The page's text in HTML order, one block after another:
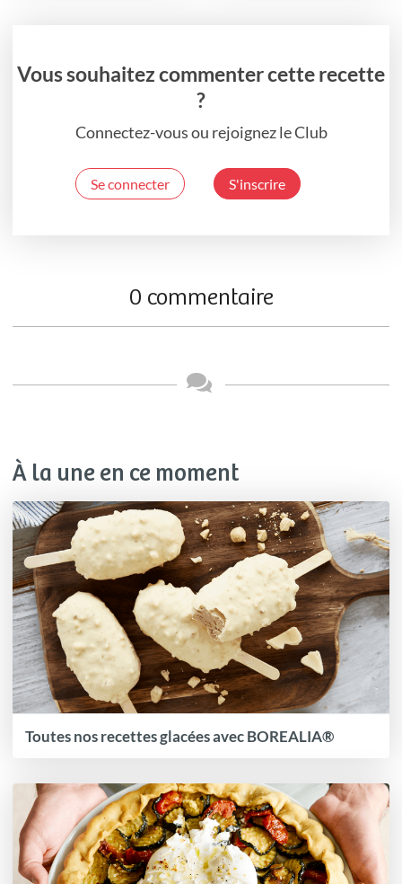
Vous souhaitez commenter cette recette
?
Connectez-vous ou rejoignez le Club
Se connecter S'inscrire
0 commentaire
À la une en ce moment
Toutes nos recettes glacées avec BOREALIA®